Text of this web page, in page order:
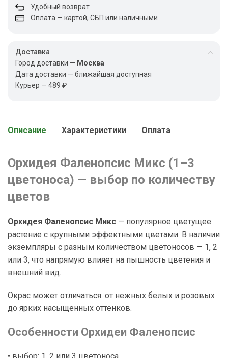
Удобный возврат
Оплата — картой, СБП или наличными
Доставка
Город доставки — Москва
Дата доставки — ближайшая доступная
Курьер — 489 ₽
Описание Характеристики Оплата
Орхидея Фаленопсис Микс (1–3
цветоноса) — выбор по количеству
цветов
Орхидея Фаленопсис Микс — популярное цветущее
растение с крупными эффектными цветами. В наличии
экземпляры с разным количеством цветоносов — 1, 2
или 3, что напрямую влияет на пышность цветения и
внешний вид.
Окрас может отличаться: от нежных белых и розовых
до ярких насыщенных оттенков.
Особенности Орхидеи Фаленопсис